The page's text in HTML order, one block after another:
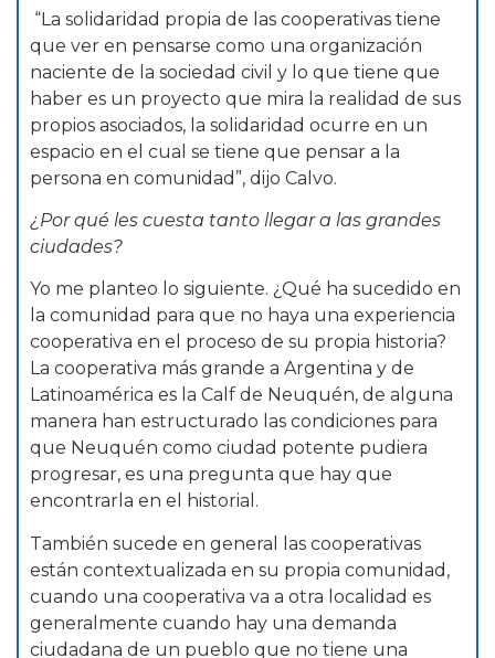
“La solidaridad propia de las cooperativas tiene
que ver en pensarse como una organización
naciente de la sociedad civil y lo que tiene que
haber es un proyecto que mira la realidad de sus
propios asociados, la solidaridad ocurre en un
espacio en el cual se tiene que pensar a la
persona en comunidad”, dijo Calvo.
¿Por qué les cuesta tanto llegar a las grandes
ciudades?
Yo me planteo lo siguiente. ¿Qué ha sucedido en
la comunidad para que no haya una experiencia
cooperativa en el proceso de su propia historia?
La cooperativa más grande a Argentina y de
Latinoamérica es la Calf de Neuquén, de alguna
manera han estructurado las condiciones para
que Neuquén como ciudad potente pudiera
progresar, es una pregunta que hay que
encontrarla en el historial.
También sucede en general las cooperativas
están contextualizada en su propia comunidad,
cuando una cooperativa va a otra localidad es
generalmente cuando hay una demanda
ciudadana de un pueblo que no tiene una